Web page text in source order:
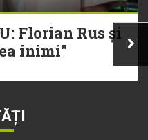
Florian Rus și
inimi”